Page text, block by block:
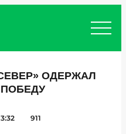
ОДЕРЖАЛ
911